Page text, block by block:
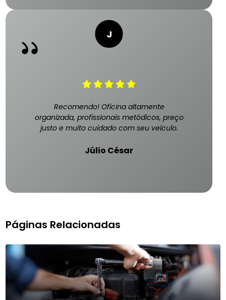
Recomendo! Oficina altamente
organizada, profissionais metódicos, preço
justo e muito cuidado com seu veículo.
Júlio César
Páginas Relacionadas